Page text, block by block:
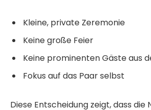
Kleine, private Zeremonie
Keine große Feier
Keine prominenten Gäste aus
Fokus auf das Paar selbst
Diese Entscheidung zeigt, dass die